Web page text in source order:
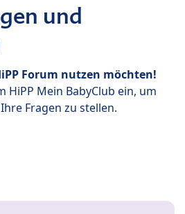
und
Forum nutzen möchten!
HiPP Mein BabyClub ein, um
Fragen zu stellen.